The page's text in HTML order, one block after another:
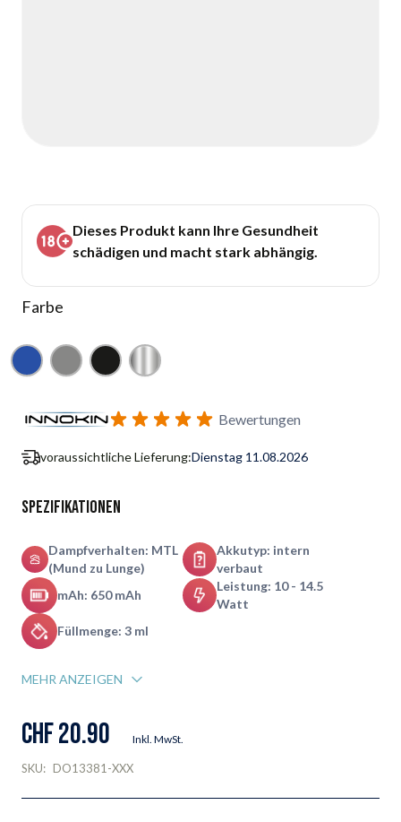
Dieses Produkt kann Ihre Gesundheit
schädigen und macht stark abhängig.
Farbe
Blau Grau Schwarz Silber
Benachrichtigungsformular für Wiederverfügbarkeit
Bewertungen
voraussichtliche Lieferung:Dienstag 11.08.2026
Spezifikationen
Dampfverhalten: MTL
(Mund zu Lunge)
Akkutyp: intern
verbaut
mAh: 650 mAh
Leistung: 10 - 14.5
Watt
Füllmenge: 3 ml
MEHR ANZEIGEN
CHF 20.90 Inkl. MwSt.
SKU: DO13381-XXX